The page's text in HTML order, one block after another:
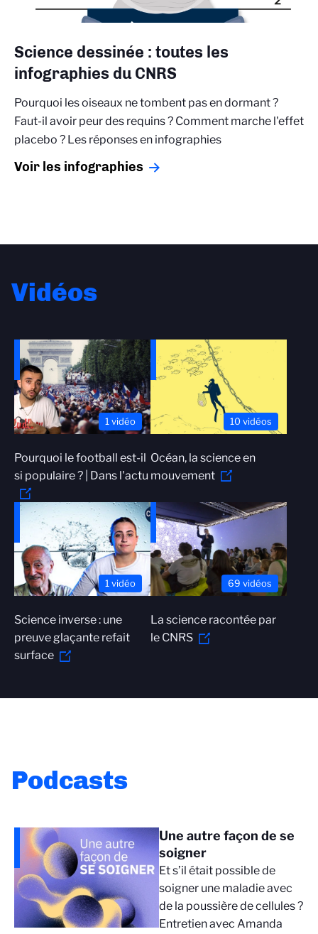
Science dessinée : toutes les
infographies du CNRS
Pourquoi les oiseaux ne tombent pas en dormant ?
Faut-il avoir peur des requins ? Comment marche l'effet
placebo ? Les réponses en infographies
Voir les infographies
Vidéos
1 vidéo
Pourquoi le football est-il
si populaire ? | Dans l'actu
10 vidéos
Océan, la science en
mouvement
1 vidéo
Science inverse : une
preuve glaçante refait
surface
69 vidéos
La science racontée par
le CNRS
Podcasts
Une autre façon de se
soigner
Et s’il était possible de
soigner une maladie avec
de la poussière de cellules ?
Entretien avec Amanda